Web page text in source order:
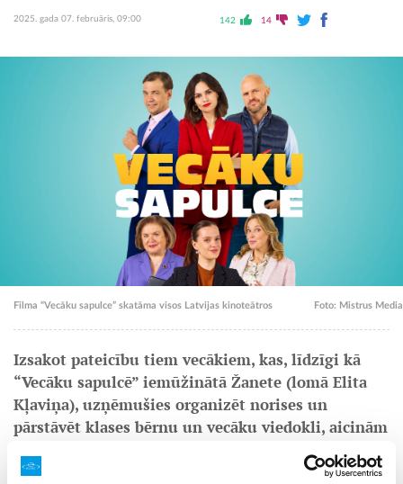
2025. gada 07. februāris, 09:00 142 14
Filma “Vecāku sapulce” skatāma visos Latvijas kinoteātros Foto: Mistrus Media
Izsakot pateicību tiem vecākiem, kas, līdzīgi kā
“Vecāku sapulcē” iemūžinātā Žanete (lomā Elita
Kļaviņa), uzņēmušies organizēt norises un
pārstāvēt klases bērnu un vecāku viedokli, aicinām
skolu vecāku padomju priekšsēdētājus pieteikties
ielūgumam uz kādu no komēdijas “Vecāku